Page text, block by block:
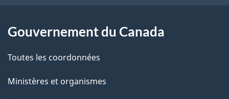
a
g
e
a
t
i
Gouvernement du Canada
Toutes les coordonnées
Ministères et organismes